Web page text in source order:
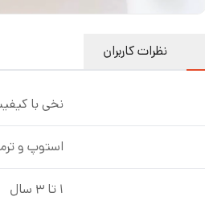
نظرات کاربران
نخی با
استوپ و
۱ تا ۳ سال